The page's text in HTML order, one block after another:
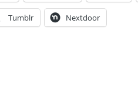
Tumblr Nextdoor